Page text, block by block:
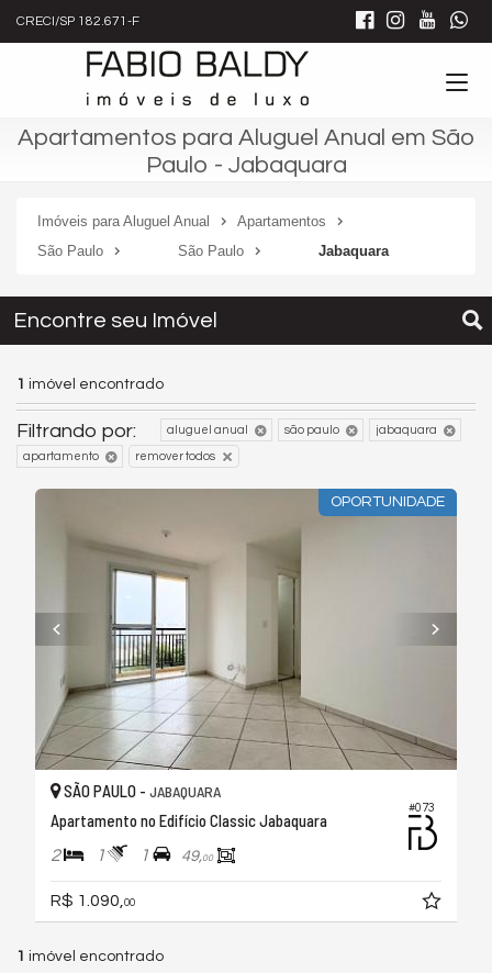
CRECI/SP 182.671-F
Apartamentos para Aluguel Anual em São
Paulo - Jabaquara
Imóveis para Aluguel Anual
Apartamentos
São Paulo
São Paulo Jabaquara
Encontre seu Imóvel
1 imóvel encontrado
Filtrando por: aluguel anual são paulo jabaquara
apartamento remover todos
OPORTUNIDADE
#073
SÃO PAULO - JABAQUARA
Apartamento no Edifício Classic Jabaquara
2 1 1 49,00
R$ 1.090, 00
1 imóvel encontrado